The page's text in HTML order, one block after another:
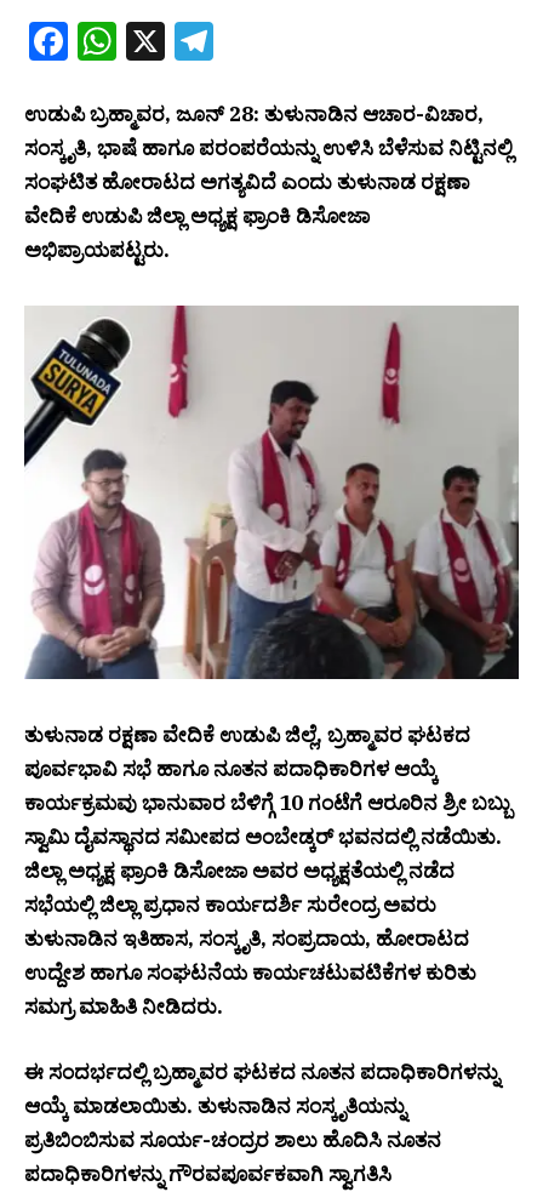
Facebook
WhatsApp
X
ಉಡುಪಿಬ್ರಹ್ಮಾವರ, ಜೂನ್ 28: ತುಳುನಾಡಿನ ಆಚಾರ-ವಿಚಾರ,
ಸಂಸ್ಕೃತಿ, ಭಾಷೆ ಹಾಗೂ ಪರಂಪರೆಯನ್ನು ಉಳಿಸಿ ಬೆಳೆಸುವ ನಿಟ್ಟಿನಲ್ಲಿ
ಸಂಘಟಿತ ಹೋರಾಟದ ಅಗತ್ಯವಿದೆ ಎಂದು ತುಳುನಾಡ ರಕ್ಷಣಾ
ವೇದಿಕೆ ಉಡುಪಿ ಜಿಲ್ಲಾ ಅಧ್ಯಕ್ಷ ಫ್ರಾಂಕಿ ಡಿಸೋಜಾ
ಅಭಿಪ್ರಾಯಪಟ್ಟರು.
ತುಳುನಾಡ ರಕ್ಷಣಾ ವೇದಿಕೆ ಉಡುಪಿ ಜಿಲ್ಲೆ, ಬ್ರಹ್ಮಾವರ ಘಟಕದ
ಪೂರ್ವಭಾವಿ ಸಭೆ ಹಾಗೂ ನೂತನ ಪದಾಧಿಕಾರಿಗಳ ಆಯ್ಕೆ
ಕಾರ್ಯಕ್ರಮವು ಭಾನುವಾರ ಬೆಳಿಗ್ಗೆ 10 ಗಂಟೆಗೆ ಆರೂರಿನ ಶ್ರೀ ಬಬ್ಬು
ಸ್ವಾಮಿ ದೈವಸ್ಥಾನದ ಸಮೀಪದ ಅಂಬೇಡ್ಕರ್ ಭವನದಲ್ಲಿ ನಡೆಯಿತು.
ಜಿಲ್ಲಾ ಅಧ್ಯಕ್ಷ ಫ್ರಾಂಕಿ ಡಿಸೋಜಾ ಅವರ ಅಧ್ಯಕ್ಷತೆಯಲ್ಲಿ ನಡೆದ
ಸಭೆಯಲ್ಲಿ ಜಿಲ್ಲಾ ಪ್ರಧಾನ ಕಾರ್ಯದರ್ಶಿ ಸುರೇಂದ್ರ ಅವರು
ತುಳುನಾಡಿನ ಇತಿಹಾಸ, ಸಂಸ್ಕೃತಿ, ಸಂಪ್ರದಾಯ, ಹೋರಾಟದ
ಉದ್ದೇಶ ಹಾಗೂ ಸಂಘಟನೆಯ ಕಾರ್ಯಚಟುವಟಿಕೆಗಳ ಕುರಿತು
ಸಮಗ್ರ ಮಾಹಿತಿ ನೀಡಿದರು.
ಈ ಸಂದರ್ಭದಲ್ಲಿ ಬ್ರಹ್ಮಾವರ ಘಟಕದ ನೂತನ ಪದಾಧಿಕಾರಿಗಳನ್ನು
ಆಯ್ಕೆ ಮಾಡಲಾಯಿತು. ತುಳುನಾಡಿನ ಸಂಸ್ಕೃತಿಯನ್ನು
ಪ್ರತಿಬಿಂಬಿಸುವ ಸೂರ್ಯ-ಚಂದ್ರರ ಶಾಲು ಹೊದಿಸಿ ನೂತನ
ಪದಾಧಿಕಾರಿಗಳನ್ನು ಗೌರವಪೂರ್ವಕವಾಗಿ ಸ್ವಾಗತಿಸಿ